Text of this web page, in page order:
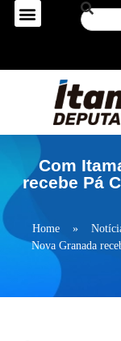
Com
recebe Pá
Home »
Nova Granada